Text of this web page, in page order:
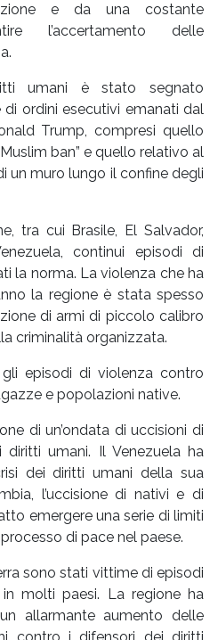
e da una costante
l’accertamento delle
umani è stato segnato
di ordini esecutivi emanati dal
Trump, compresi quello
ban” e quello relativo al
un muro lungo il confine degli
tra cui Brasile, El Salvador,
continui episodi di
la norma. La violenza che ha
la regione è stata spesso
di armi di piccolo calibro
criminalità organizzata.
episodi di violenza contro
e popolazioni native.
di un’ondata di uccisioni di
umani. Il Venezuela ha
dei diritti umani della sua
l’uccisione di nativi e di
emergere una serie di limiti
di pace nel paese.
sono stati vittime di episodi
molti paesi. La regione ha
allarmante aumento delle